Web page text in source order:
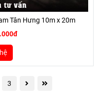
Tân Hưng 10m x 20m
3